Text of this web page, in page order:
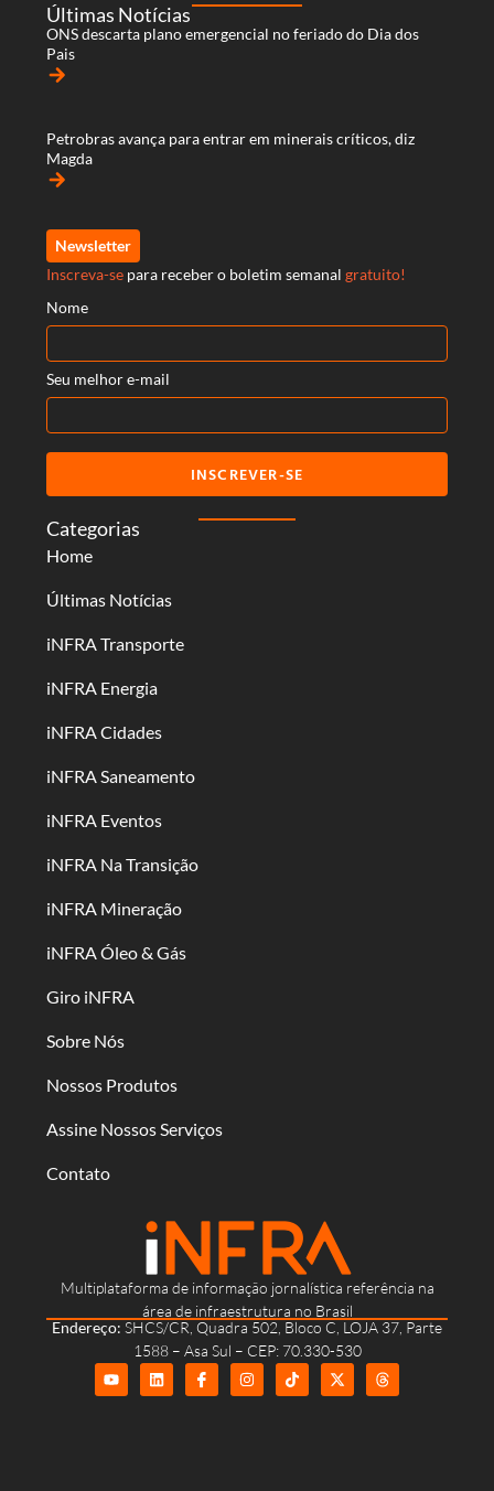
Multiplataforma de informação jornalística referência na
área de infraestrutura no Brasil
Endereço: SHCS/CR, Quadra 502, Bloco C, LOJA 37, Parte
1588 – Asa Sul – CEP: 70.330-530
Categorias
Home
Últimas Notícias
iNFRA Transporte
iNFRA Energia
iNFRA Cidades
iNFRA Saneamento
iNFRA Eventos
iNFRA Na Transição
iNFRA Mineração
iNFRA Óleo & Gás
Giro iNFRA
Sobre Nós
Nossos Produtos
Assine Nossos Serviços
Contato
Últimas Notícias
ONS descarta plano emergencial no feriado do Dia dos
Pais
arrow_forward
Petrobras avança para entrar em minerais críticos, diz
Magda
arrow_forward
Newsletter
Inscreva-se para receber o boletim semanal gratuito!
Nome
Seu melhor e-mail
INSCREVER-SE